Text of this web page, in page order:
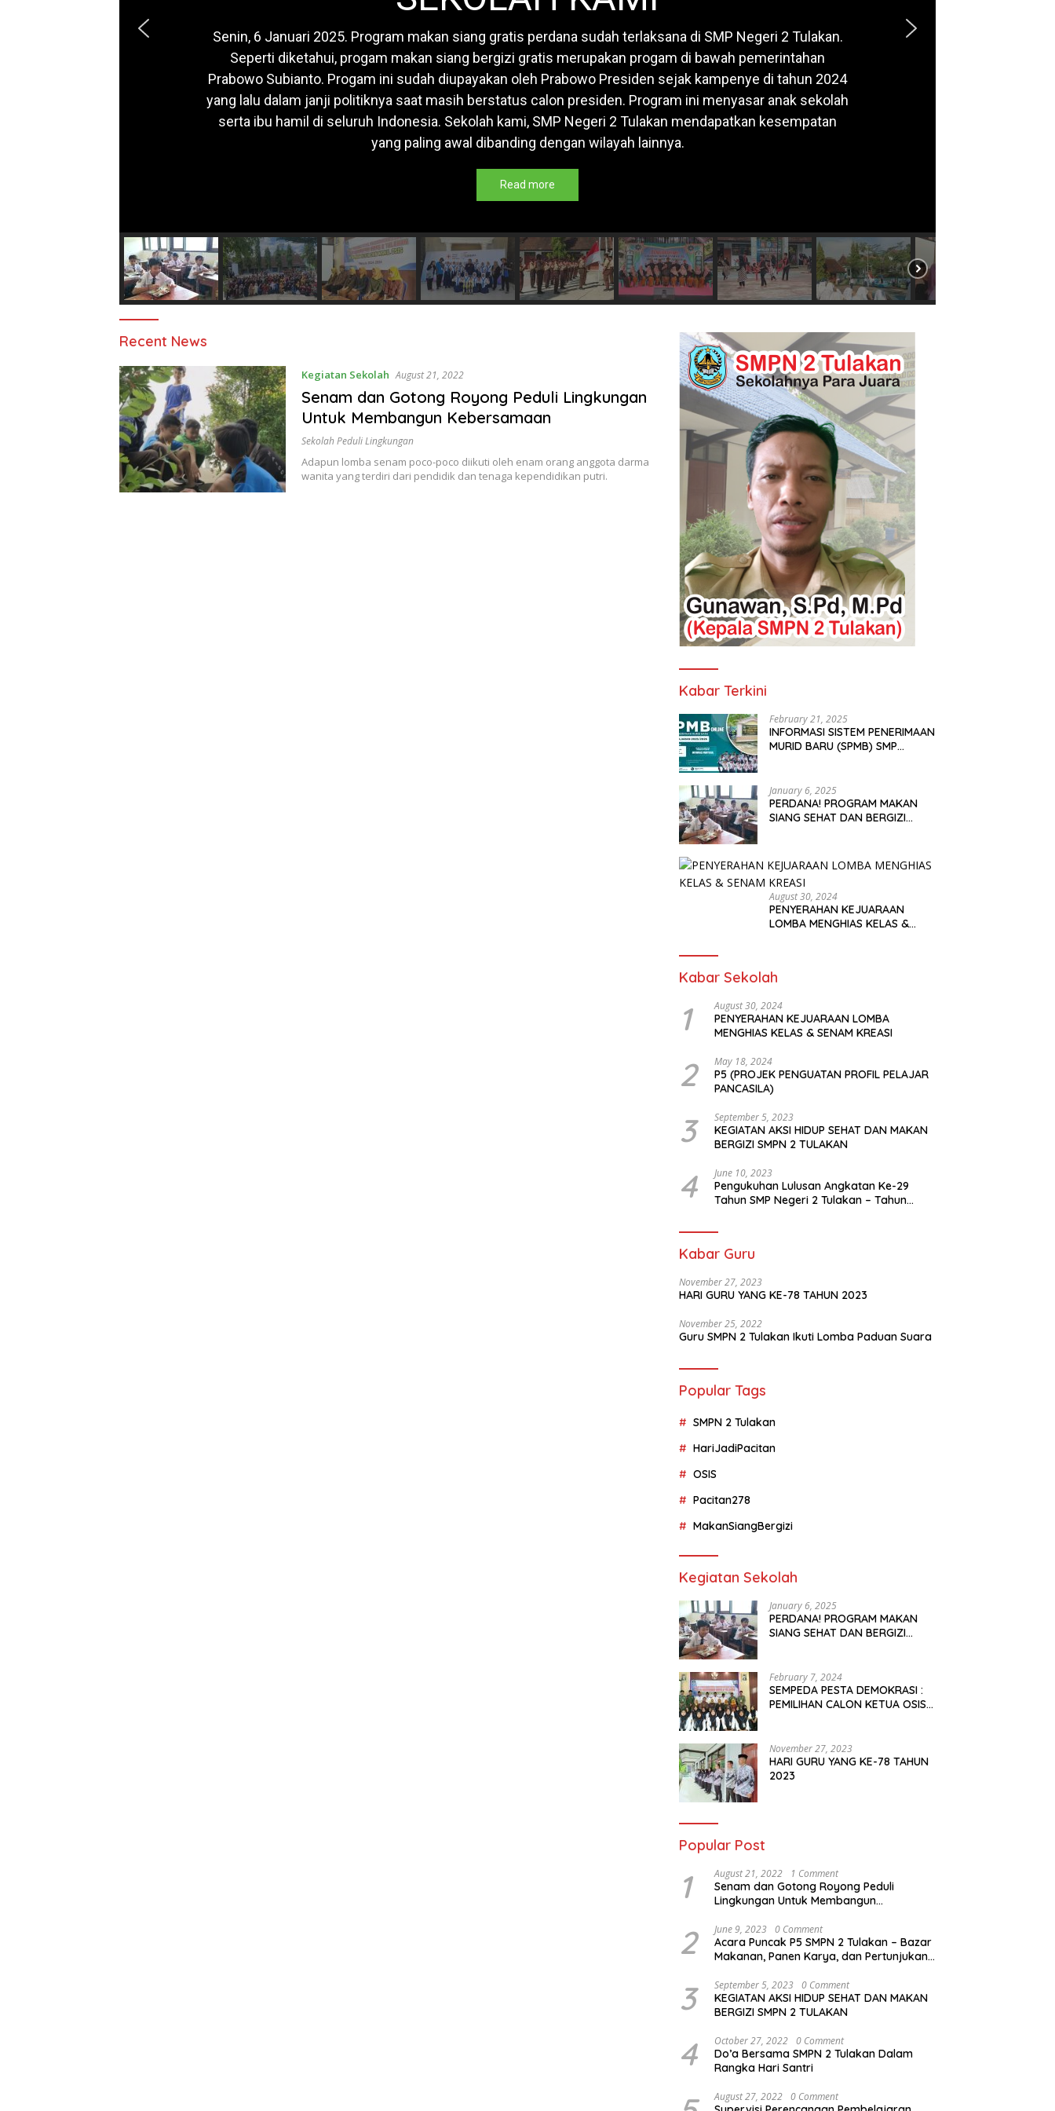
Senin, 6 Januari 2025. Program makan siang gratis perdana sudah terlaksana di SMP Negeri 2 Tulakan.
Seperti diketahui, progam makan siang bergizi gratis merupakan progam di bawah pemerintahan
Prabowo Subianto. Progam ini sudah diupayakan oleh Prabowo Presiden sejak kampenye di tahun 2024
yang lalu dalam janji politiknya saat masih berstatus calon presiden. Program ini menyasar anak sekolah
serta ibu hamil di seluruh Indonesia. Sekolah kami, SMP Negeri 2 Tulakan mendapatkan kesempatan
yang paling awal dibanding dengan wilayah lainnya.
Read more
SMPN
Tulakan
Recent News
Kegiatan Sekolah August 21, 2022
Senam dan Gotong Royong Peduli Lingkungan
Untuk Membangun Kebersamaan
Sekolah Peduli Lingkungan
Adapun lomba senam poco-poco diikuti oleh enam orang anggota darma
wanita yang terdiri dari pendidik dan tenaga kependidikan putri.
Kabar Terkini
February 21, 2025
INFORMASI SISTEM PENERIMAAN
MURID BARU (SPMB) SMP
January 6, 2025
PERDANA! PROGRAM MAKAN
SIANG SEHAT DAN BERGIZI
August 30, 2024
PENYERAHAN KEJUARAAN
LOMBA MENGHIAS KELAS &
Kabar Sekolah
1 August 30, 2024
PENYERAHAN KEJUARAAN LOMBA
MENGHIAS KELAS & SENAM KREASI
2 May 18, 2024
P5 (PROJEK PENGUATAN PROFIL PELAJAR
PANCASILA)
3 September 5, 2023
KEGIATAN AKSI HIDUP SEHAT DAN MAKAN
BERGIZI SMPN 2 TULAKAN
4 June 10, 2023
Pengukuhan Lulusan Angkatan Ke-29
Tahun SMP Negeri 2 Tulakan – Tahun
Kabar Guru
November 27, 2023
HARI GURU YANG KE-78 TAHUN 2023
November 25, 2022
Guru SMPN 2 Tulakan Ikuti Lomba Paduan Suara
Popular Tags
SMPN 2 Tulakan
HariJadiPacitan
OSIS
Pacitan278
MakanSiangBergizi
Kegiatan Sekolah
January 6, 2025
PERDANA! PROGRAM MAKAN
SIANG SEHAT DAN BERGIZI
February 7, 2024
SEMPEDA PESTA DEMOKRASI :
PEMILIHAN CALON KETUA OSIS
November 27, 2023
HARI GURU YANG KE-78 TAHUN
2023
Popular Post
1 August 21, 2022 1 Comment
Senam dan Gotong Royong Peduli
Lingkungan Untuk Membangun
2 June 9, 2023 0 Comment
Acara Puncak P5 SMPN 2 Tulakan – Bazar
Makanan, Panen Karya, dan Pertunjukan
3 September 5, 2023 0 Comment
KEGIATAN AKSI HIDUP SEHAT DAN MAKAN
BERGIZI SMPN 2 TULAKAN
4 October 27, 2022 0 Comment
Do’a Bersama SMPN 2 Tulakan Dalam
Rangka Hari Santri
August 27, 2022 0 Comment